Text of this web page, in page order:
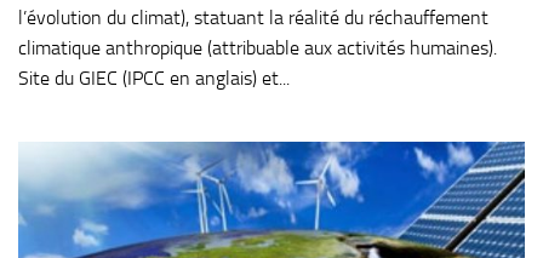
l’évolution du climat), statuant la réalité du réchauffement
climatique anthropique (attribuable aux activités humaines).
Site du GIEC (IPCC en anglais) et...